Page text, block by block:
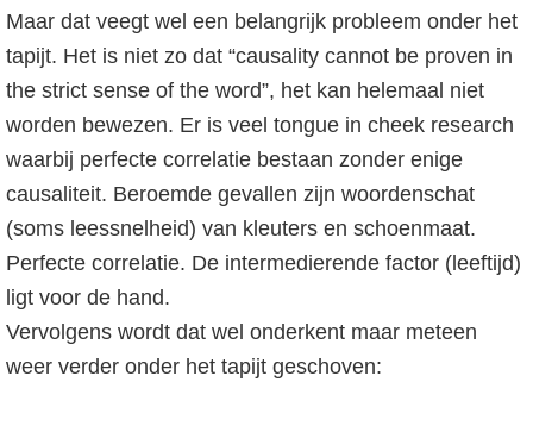
Maar dat veegt wel een belangrijk probleem onder het
tapijt. Het is niet zo dat “causality cannot be proven in
the strict sense of the word”, het kan helemaal niet
worden bewezen. Er is veel tongue in cheek research
waarbij perfecte correlatie bestaan zonder enige
causaliteit. Beroemde gevallen zijn woordenschat
(soms leessnelheid) van kleuters en schoenmaat.
Perfecte correlatie. De intermedierende factor (leeftijd)
ligt voor de hand.
Vervolgens wordt dat wel onderkent maar meteen
weer verder onder het tapijt geschoven: